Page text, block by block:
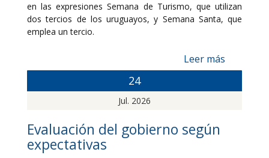
en las expresiones Semana de Turismo, que utilizan
dos tercios de los uruguayos, y Semana Santa, que
emplea un tercio.
Leer más
24
Jul. 2026
Evaluación del gobierno según
expectativas